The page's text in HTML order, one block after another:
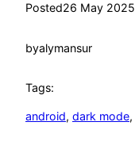
Posted26 May 2025
byalymansur
Tags:
android, dark mode,